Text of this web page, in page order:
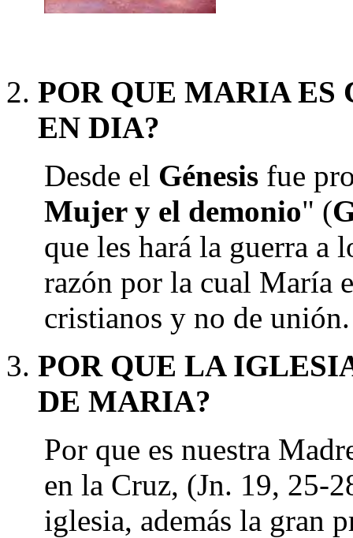
POR QUE MARIA ES
EN DIA?
Desde el Génesis fue
Mujer y el demonio" (
que les hará la guerra a
razón por la cual María
cristianos y no de unión.
POR QUE LA
DE MARIA?
Por que es nuestra
en la Cruz, (Jn. 19, 25-
iglesia, además la gran